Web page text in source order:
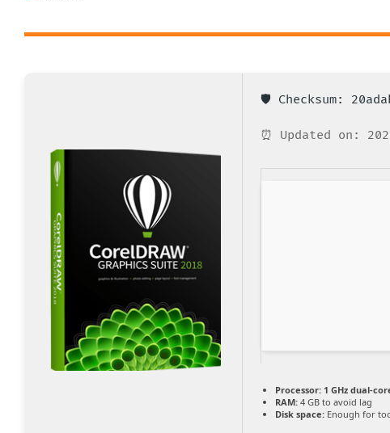
🛡️ Checksum:
⏰ Updated on:
Processor: 1 GHz dual-
RAM: 4 GB to avoid lag
Disk space: Enough for